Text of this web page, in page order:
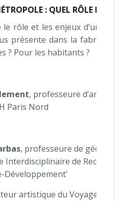
: QUEL RÔLE DE
rôle et les enjeux d’une
présente dans la fabrique
? Pour les habitants ?
, professeure
Paris Nord
, professeure de
Interdisciplinaire de
Développement’
artistique du Voyage à